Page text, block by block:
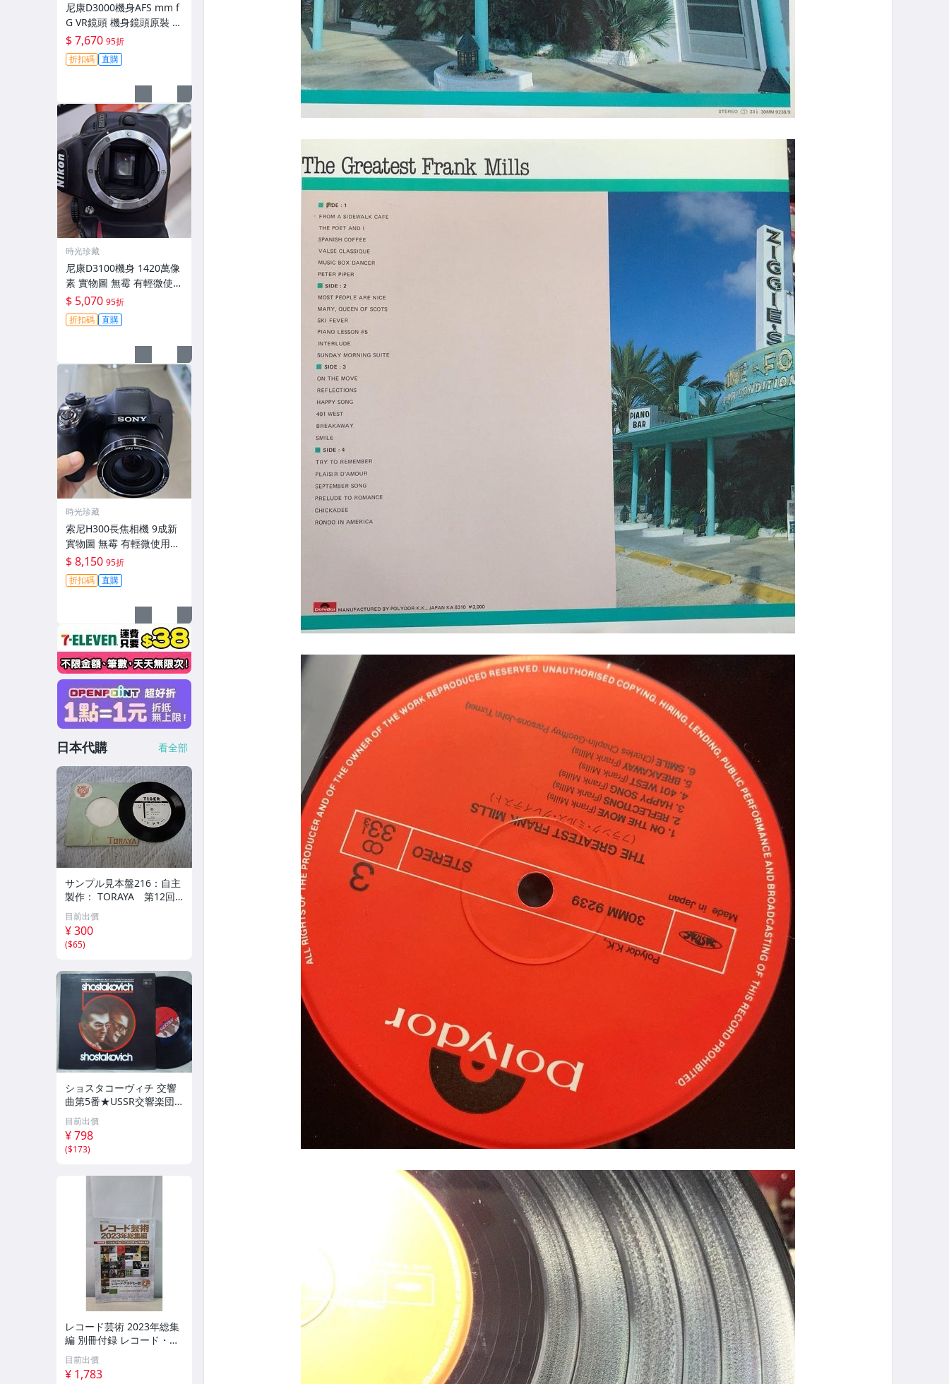
尼康D3000機身AFS mm f
G VR鏡頭 機身鏡頭原裝 無
拆修無翻新 有輕微使用痕
跡 鏡頭-3430
$ 7,670 95折
折扣碼 直購
時光珍藏
尼康D3100機身 1420萬像
素 實物圖 無霉 有輕微使用
痕跡 機身原裝 無拆修無翻
新 臨-343
$ 5,070 95折
折扣碼 直購
時光珍藏
索尼H300長焦相機 9成新
實物圖 無霉 有輕微使用痕
跡 機身鏡頭原裝 無拆修無
翻新-3430
$ 8,150 95折
折扣碼 直購
日本代購 看全部
サンプル見本盤216：自主
製作： TORAYA 第12回
秋田県吹奏楽コンクール
シングルレコード
目前出價
¥ 300
($65)
ショスタコーヴィチ 交響
曲第5番★USSR交響楽団
★USA盤 EMI★3751RP
目前出價
¥ 798
($173)
レコード芸術 2023年総集
編 別冊付録 レコード・イ
ヤーブック2023年1~7月号
補遺 音楽之友社
目前出價
¥ 1,783